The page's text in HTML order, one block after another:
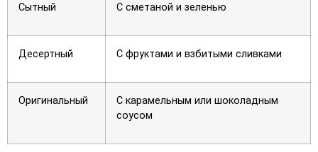
Сытный С сметаной и зеленью
Десертный С фруктами и взбитыми сливками
Оригинальный
С карамельным или шоколадным
соусом